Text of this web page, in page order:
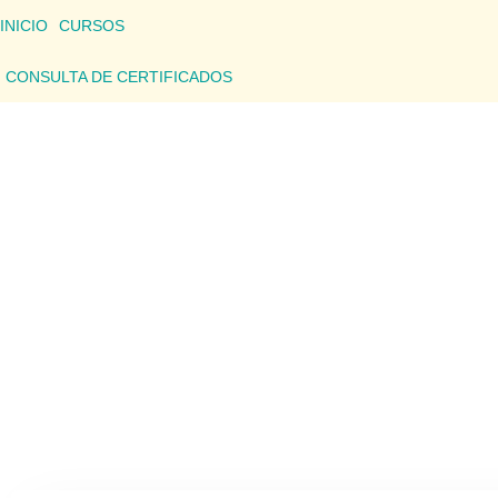
INICIO CURSOS
CONSULTA DE CERTIFICADOS